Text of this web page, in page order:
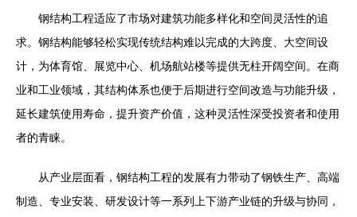
钢结构工程适应了市场对建筑功能多样化和空间灵活性的追
求。钢结构能够轻松实现传统结构难以完成的大跨度、大空间设
计，为体育馆、展览中心、机场航站楼等提供无柱开阔空间。在商
业和工业领域，其结构体系也便于后期进行空间改造与功能升级，
延长建筑使用寿命，提升资产价值，这种灵活性深受投资者和使用
者的青睐。
从产业层面看，钢结构工程的发展有力带动了钢铁生产、高端
制造、专业安装、研发设计等一系列上下游产业链的升级与协同，